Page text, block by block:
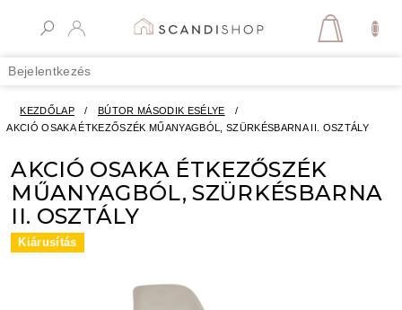
Bejelentkezés
KOSÁR
KEZDŐLAP / BÚTOR MÁSODIK ESÉLYE
/
AKCIÓ OSAKA ÉTKEZŐSZÉK MŰANYAGBÓL, SZÜRKÉSBARNA II. OSZTÁLY
AKCIÓ OSAKA ÉTKEZŐSZÉK
MŰANYAGBÓL, SZÜRKÉSBARNA
II. OSZTÁLY
Kiárusítás